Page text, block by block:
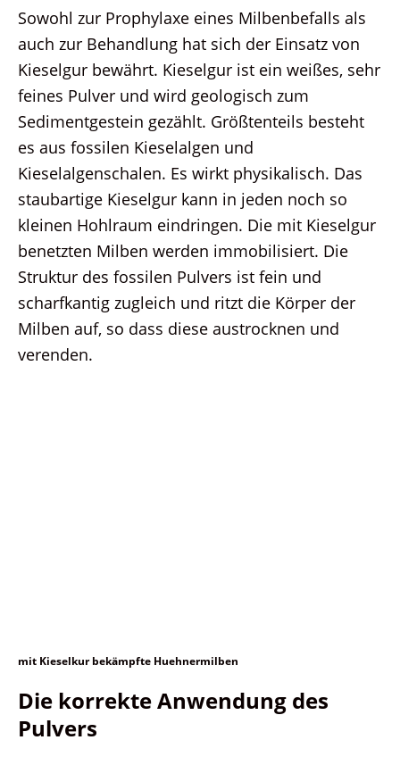
Sowohl zur Prophylaxe eines Milbenbefalls als
auch zur Behandlung hat sich der Einsatz von
Kieselgur bewährt. Kieselgur ist ein weißes, sehr
feines Pulver und wird geologisch zum
Sedimentgestein gezählt. Größtenteils besteht
es aus fossilen Kieselalgen und
Kieselalgenschalen. Es wirkt physikalisch. Das
staubartige Kieselgur kann in jeden noch so
kleinen Hohlraum eindringen. Die mit Kieselgur
benetzten Milben werden immobilisiert. Die
Struktur des fossilen Pulvers ist fein und
scharfkantig zugleich und ritzt die Körper der
Milben auf, so dass diese austrocknen und
verenden.
mit Kieselkur bekämpfte Huehnermilben
Die korrekte Anwendung des
Pulvers